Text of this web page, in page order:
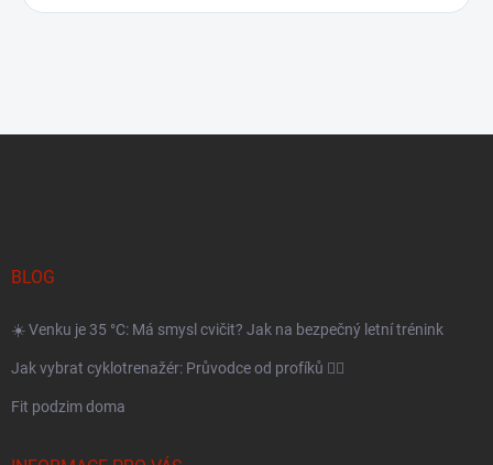
aBLOG
☀️ Venku je 35 °C: Má smysl cvičit? Jak na bezpečný letní trénink
Jak vybrat cyklotrenažér: Průvodce od profíků 🚴‍♂️
Fit podzim doma